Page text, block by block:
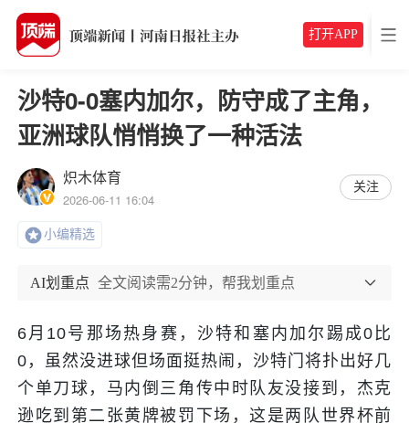
打开APP
沙特0-0塞内加尔，防守成了主角，
亚洲球队悄悄换了一种活法
炽木体育
2026-06-11 16:04
关注
小编精选
AI划重点 全文阅读需2分钟，帮我划重点
6月10号那场热身赛，沙特和塞内加尔踢成0比
0，虽然没进球但场面挺热闹，沙特门将扑出好几
个单刀球，马内倒三角传中时队友没接到，杰克
逊吃到第二张黄牌被罚下场，这是两队世界杯前